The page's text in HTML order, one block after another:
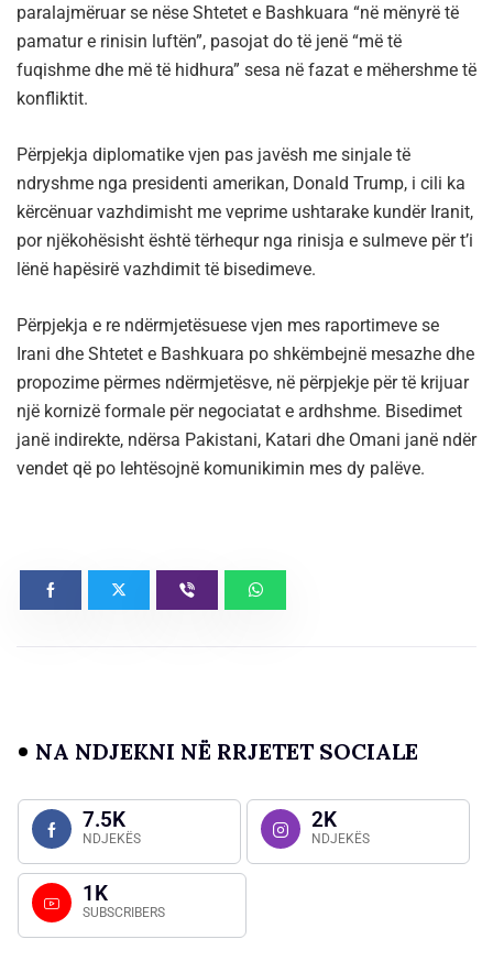
paralajmëruar se nëse Shtetet e Bashkuara “në mënyrë të
pamatur e rinisin luftën”, pasojat do të jenë “më të
fuqishme dhe më të hidhura” sesa në fazat e mëhershme të
konfliktit.
Përpjekja diplomatike vjen pas javësh me sinjale të
ndryshme nga presidenti amerikan, Donald Trump, i cili ka
kërcënuar vazhdimisht me veprime ushtarake kundër Iranit,
por njëkohësisht është tërhequr nga rinisja e sulmeve për t’i
lënë hapësirë vazhdimit të bisedimeve.
Përpjekja e re ndërmjetësuese vjen mes raportimeve se
Irani dhe Shtetet e Bashkuara po shkëmbejnë mesazhe dhe
propozime përmes ndërmjetësve, në përpjekje për të krijuar
një kornizë formale për negociatat e ardhshme. Bisedimet
janë indirekte, ndërsa Pakistani, Katari dhe Omani janë ndër
vendet që po lehtësojnë komunikimin mes dy palëve.
NA NDJEKNI NË RRJETET SOCIALE
7.5K
NDJEKËS
2K
NDJEKËS
1K
SUBSCRIBERS